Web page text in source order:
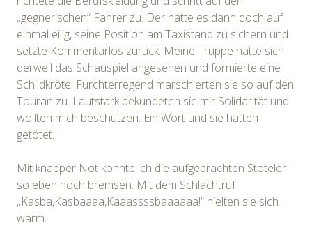
„gegnerischen“ Fahrer zu. Der hatte es dann doch auf
einmal eilig, seine Position am Taxistand zu sichern und
setzte Kommentarlos zurück. Meine Truppe hatte sich
derweil das Schauspiel angesehen und formierte eine
Schildkröte. Furchterregend marschierten sie so auf den
Touran zu. Lautstark bekundeten sie mir Solidarität und
wollten mich beschützen. Ein Wort und sie hätten
getötet.
Mit knapper Not konnte ich die aufgebrachten Stoteler
so eben noch bremsen. Mit dem Schlachtruf
„Kasba,Kasbaaaa,Kaaassssbaaaaaa!“ hielten sie sich
warm.